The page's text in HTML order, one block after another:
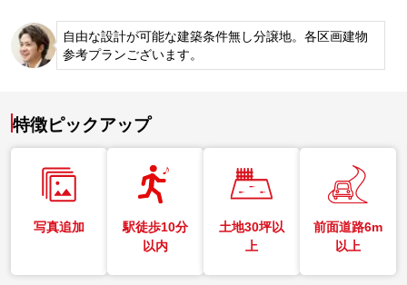
自由な設計が可能な建築条件無し分譲地。各区画建物
参考プランございます。
特徴ピックアップ
写真追加
駅徒歩10分
以内
土地30坪以
上
前面道路6m
以上